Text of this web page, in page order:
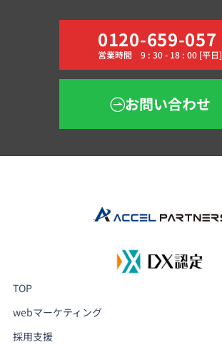
0120-659-057
営業時間 9 : 30 - 18 : 00 [平日]
お問い合わせ
TOP
webマーケティング
採用支援